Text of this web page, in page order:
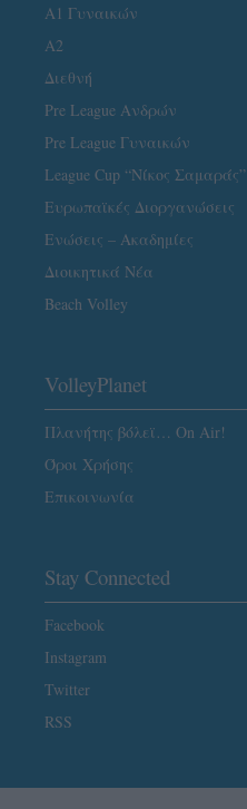
Α1 Γυναικών
A2
Διεθνή
Pre League Ανδρών
Pre League Γυναικών
League Cup “Νίκος Σαμαράς”
Ευρωπαϊκές Διοργανώσεις
Ενώσεις – Ακαδημίες
Διοικητικά Νέα
Beach Volley
VolleyPlanet
Πλανήτης βόλεϊ… On Air!
Όροι Χρήσης
Επικοινωνία
Stay Connected
Facebook
Instagram
Twitter
RSS